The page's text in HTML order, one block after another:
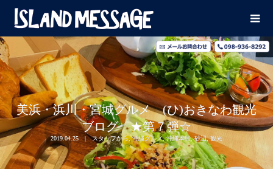
美浜・浜川・宮城グルメ (ひ)おきなわ観光
ブログ ★第７弾☆
2019.04.25 スタッフから,沖縄グルメ,沖縄本島,砂辺,観光